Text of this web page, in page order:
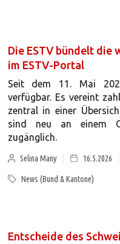
Die ESTV bündelt die
im ESTV-Portal
Seit dem 11. Mai
verfügbar. Es vereint
zentral in einer
sind neu an einem
zugänglich.
Selina Many 16.5.2026
News (Bund & Kantone)
Entscheide des